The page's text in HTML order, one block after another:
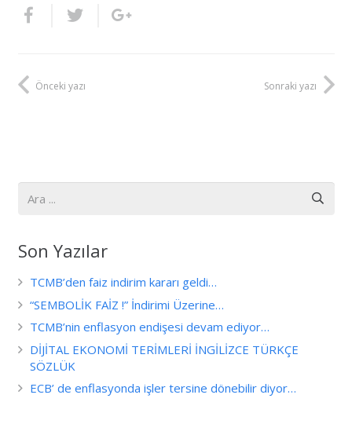
Önceki yazı Sonraki yazı
Son Yazılar
TCMB’den faiz indirim kararı geldi…
“SEMBOLİK FAİZ !” İndirimi Üzerine…
TCMB’nin enflasyon endişesi devam ediyor…
DİJİTAL EKONOMİ TERİMLERİ İNGİLİZCE TÜRKÇE
SÖZLÜK
ECB’ de enflasyonda işler tersine dönebilir diyor…